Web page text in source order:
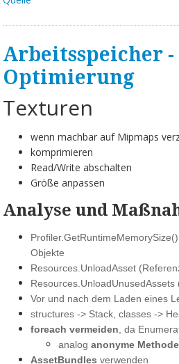
Arbeitsspeicher -
Optimierung
Texturen
wenn machbar auf Mipmaps
komprimieren
Read/Write abschalten
Größe anpassen
Analyse und
Objekte
Resources.UnloadAsset
Vor und nach dem Laden eines
structures -> Stack, classes ->
foreach vermeiden , da
analoganonyme
AssetBundlesverwenden